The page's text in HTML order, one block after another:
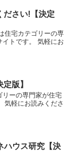
ださい!【決定
住宅カテゴリーの専
トです。 気軽にお
版】
リーの専門家が住宅
気軽にお読みくださ
ハウス研究【決